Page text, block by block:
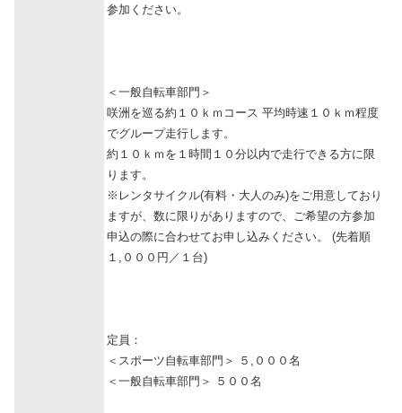
参加ください。
＜一般自転車部門＞
咲洲を巡る約１０ｋｍコース 平均時速１０ｋｍ程度
でグループ走行します。
約１０ｋｍを１時間１０分以内で走行できる方に限
ります。
※レンタサイクル(有料・大人のみ)をご用意しており
ますが、数に限りがありますので、ご希望の方参加
申込の際に合わせてお申し込みください。 (先着順
１,０００円／１台)
定員：
＜スポーツ自転車部門＞ ５,０００名
＜一般自転車部門＞ ５００名